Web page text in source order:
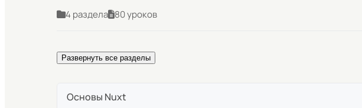
4 раздела 80 уроков
Развернуть все разделы
Основы Nuxt